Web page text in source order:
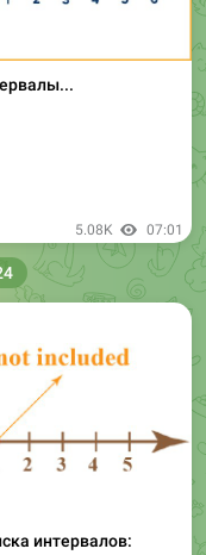
5.08K 07:01
интервалов: